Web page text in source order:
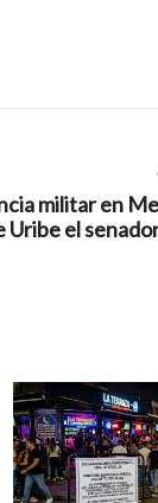
militar en
Uribe el